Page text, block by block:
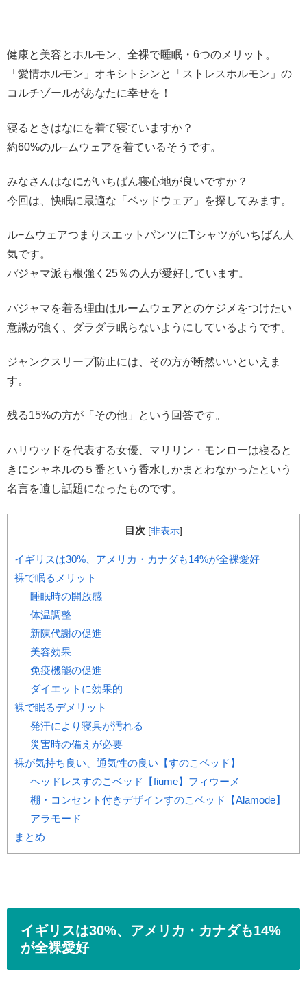
健康と美容とホルモン、全裸で睡眠・6つのメリット。
「愛情ホルモン」オキシトシンと「ストレスホルモン」の
コルチゾールがあなたに幸せを！
寝るときはなにを着て寝ていますか？
約60%のル−ムウェアを着ているそうです。
みなさんはなにがいちばん寝心地が良いですか？
今回は、快眠に最適な「ベッドウェア」を探してみます。
ル−ムウェアつまりスエットパンツにTシャツがいちばん人
気です。
パジャマ派も根強く25％の人が愛好しています。
パジャマを着る理由はルームウェアとのケジメをつけたい
意識が強く、ダラダラ眠らないようにしているようです。
ジャンクスリープ防止には、その方が断然いいといえま
す。
残る15%の方が「その他」という回答です。
ハリウッドを代表する女優、マリリン・モンローは寝ると
きにシャネルの５番という香水しかまとわなかったという
名言を遺し話題になったものです。
目次 [非表示]
イギリスは30%、アメリカ・カナダも14%が全裸愛好
裸で眠るメリット
睡眠時の開放感
体温調整
新陳代謝の促進
美容効果
免疫機能の促進
ダイエットに効果的
裸で眠るデメリット
発汗により寝具が汚れる
災害時の備えが必要
裸が気持ち良い、通気性の良い【すのこベッド】
ヘッドレスすのこベッド【fiume】フィウーメ
棚・コンセント付きデザインすのこベッド【Alamode】
アラモード
まとめ
イギリスは30%、アメリカ・カナダも14%
が全裸愛好